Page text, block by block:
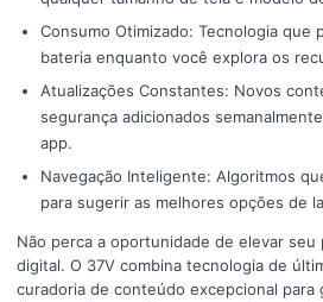
Consumo Otimizado: Tecnologia que
bateria enquanto você explora os
Atualizações Constantes: Novos
segurança adicionados
app.
Navegação Inteligente: Algoritmos
para sugerir as melhores opções de
Não perca a oportunidade de elevar seu
digital. O 37V combina tecnologia de
curadoria de conteúdo excepcional para